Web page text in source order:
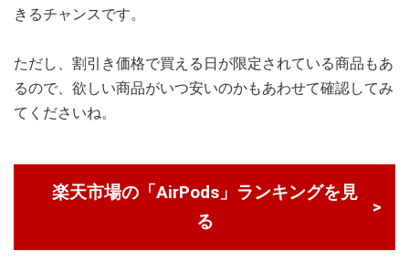
きるチャンスです。
ただし、割引き価格で買える日が限定されている商品もあ
るので、欲しい商品がいつ安いのかもあわせて確認してみ
てくださいね。
楽天市場の「AirPods」ランキングを見
る